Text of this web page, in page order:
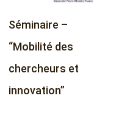
Séminaire –
“Mobilité des
chercheurs et
innovation”